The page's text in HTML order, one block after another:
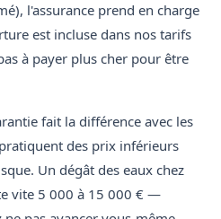
l'assurance prend en charge
est incluse dans nos tarifs
à payer plus cher pour être
fait la différence avec les
des prix inférieurs
Un dégât des eaux chez
vite 5 000 à 15 000 € —